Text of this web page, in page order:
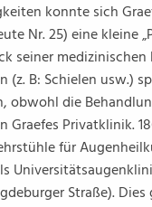
konnte sich
Nr. 25) eine
seiner
B: Schielen usw.)
obwohl die
Privatklinik.
für
Straße).